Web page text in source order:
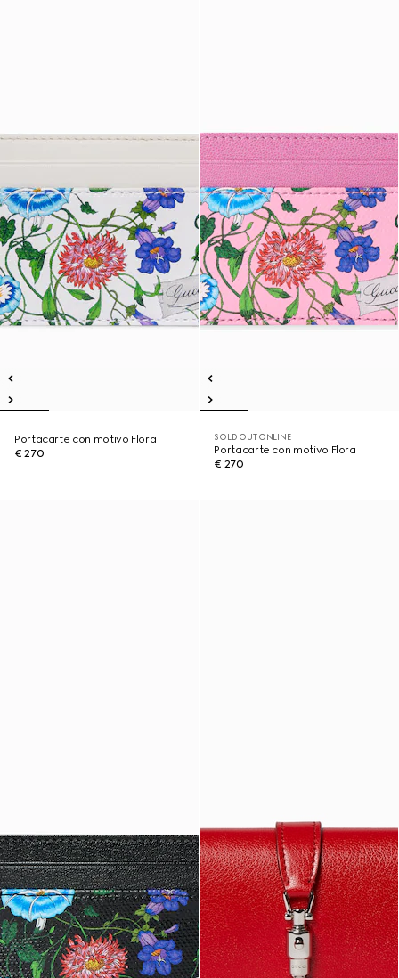
Portacarte con motivo Flora
€ 270
SOLD OUT ONLINE
Portacarte con motivo Flora
€ 270